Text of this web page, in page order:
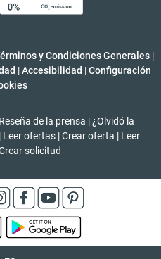
y Condiciones Generales |
| Accesibilidad | Configuración
Reseña de la prensa | ¿Olvidó la
| Leer ofertas | Crear oferta | Leer
solicitud